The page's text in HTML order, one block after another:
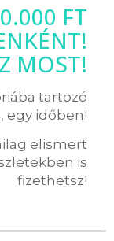
FT
MOST!
tartozó
egy időben!
elismert
is
fizethetsz!